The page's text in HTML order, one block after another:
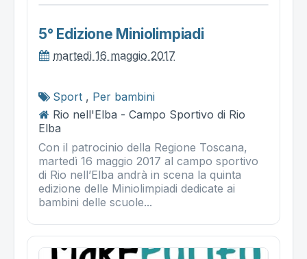
5° Edizione Miniolimpiadi
martedì 16 maggio 2017
Sport , Per bambini
Rio nell'Elba - Campo Sportivo di Rio
Elba
Con il patrocinio della Regione Toscana,
martedì 16 maggio 2017 al campo sportivo
di Rio nell’Elba andrà in scena la quinta
edizione delle Miniolimpiadi dedicate ai
bambini delle scuole...